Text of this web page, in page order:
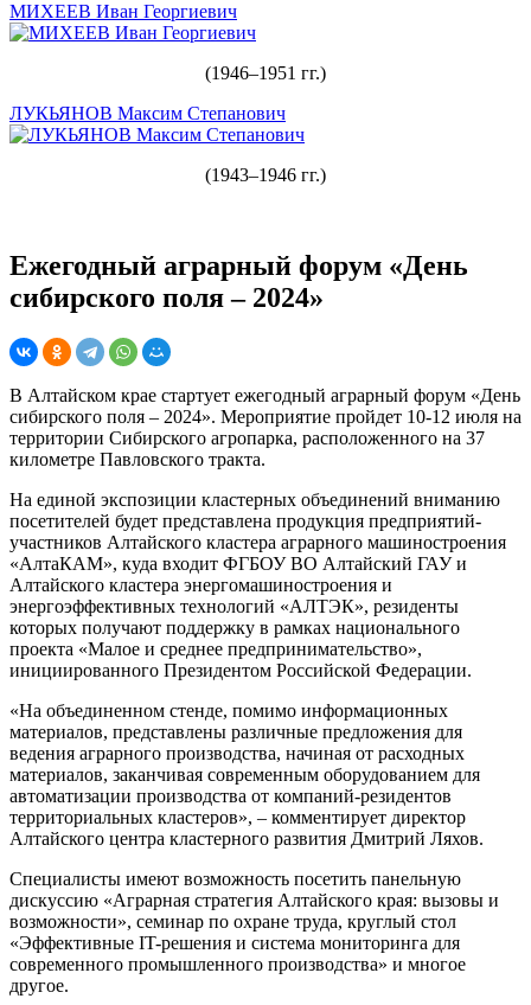
МИХЕЕВ Иван Георгиевич
(1946–1951 гг.)
ЛУКЬЯНОВ Максим Степанович
(1943–1946 гг.)
Ежегодный аграрный форум «День
сибирского поля – 2024»
В Алтайском крае стартует ежегодный аграрный форум «День
сибирского поля – 2024». Мероприятие пройдет 10-12 июля на
территории Сибирского агропарка, расположенного на 37
километре Павловского тракта.
На единой экспозиции кластерных объединений вниманию
посетителей будет представлена продукция предприятий-
участников Алтайского кластера аграрного машиностроения
«АлтаКАМ», куда входит ФГБОУ ВО Алтайский ГАУ и
Алтайского кластера энергомашиностроения и
энергоэффективных технологий «АЛТЭК», резиденты
которых получают поддержку в рамках национального
проекта «Малое и среднее предпринимательство»,
инициированного Президентом Российской Федерации.
«На объединенном стенде, помимо информационных
материалов, представлены различные предложения для
ведения аграрного производства, начиная от расходных
материалов, заканчивая современным оборудованием для
автоматизации производства от компаний-резидентов
территориальных кластеров», – комментирует директор
Алтайского центра кластерного развития Дмитрий Ляхов.
Специалисты имеют возможность посетить панельную
дискуссию «Аграрная стратегия Алтайского края: вызовы и
возможности», семинар по охране труда, круглый стол
«Эффективные IT-решения и система мониторинга для
современного промышленного производства» и многое
другое.